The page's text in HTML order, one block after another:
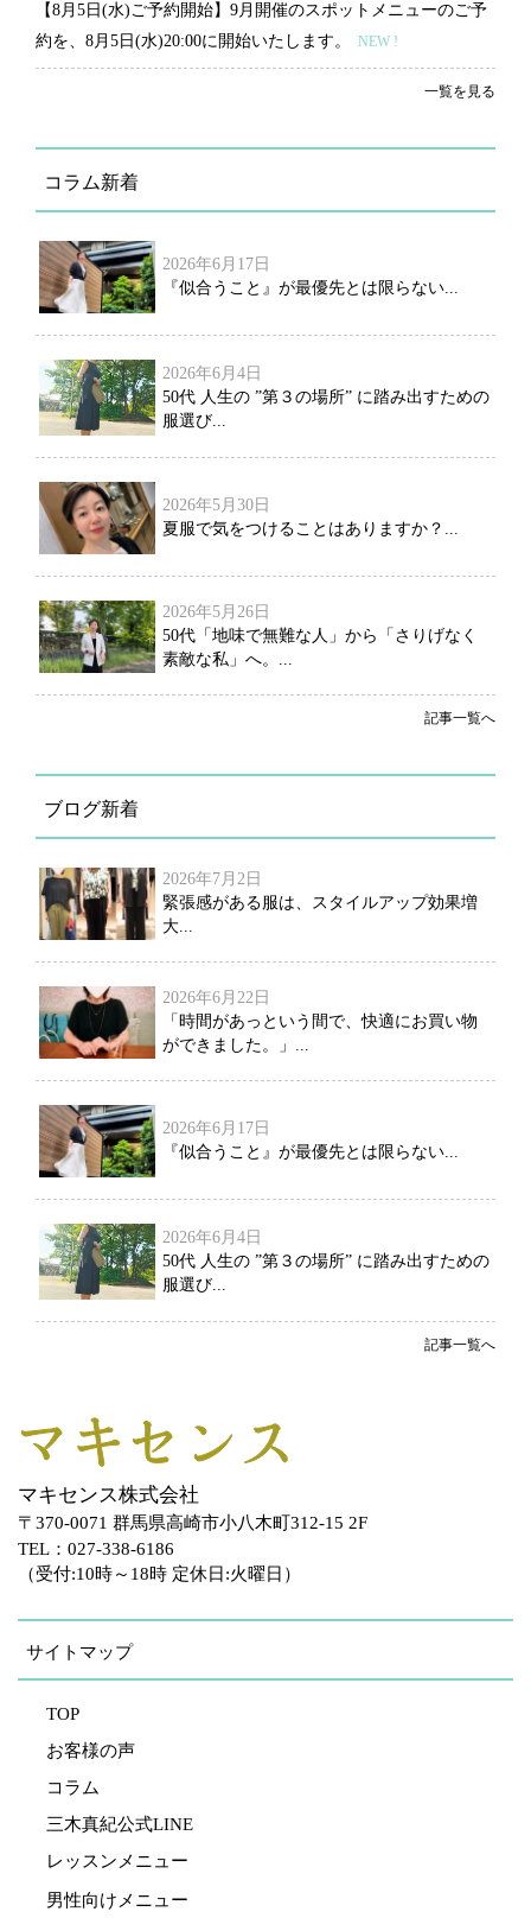
【8月5日(水)ご予約開始】9月開催のスポットメニューのご予
約を、8月5日(水)20:00に開始いたします。
NEW !
一覧を見る
コラム新着
2026年6月17日
『似合うこと』が最優先とは限らない...
2026年6月4日
50代 人生の ”第３の場所” に踏み出すための
服選び...
2026年5月30日
夏服で気をつけることはありますか？...
2026年5月26日
50代「地味で無難な人」から「さりげなく
素敵な私」へ。...
記事一覧へ
ブログ新着
2026年7月2日
緊張感がある服は、スタイルアップ効果増
大...
2026年6月22日
「時間があっという間で、快適にお買い物
ができました。」...
2026年6月17日
『似合うこと』が最優先とは限らない...
2026年6月4日
50代 人生の ”第３の場所” に踏み出すための
服選び...
記事一覧へ
マキセンス株式会社
〒370-0071 群馬県高崎市小八木町312-15 2F
TEL：027-338-6186
（受付:10時～18時 定休日:火曜日）
サイトマップ
TOP
お客様の声
コラム
三木真紀公式LINE
レッスンメニュー
男性向けメニュー